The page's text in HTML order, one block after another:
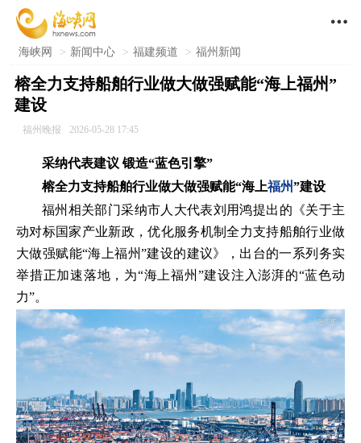

海峡网 > 新闻中心 > 福建频道 > 福州新闻
榕全力支持船舶行业做大做强赋能“海上福州”
建设
福州晚报 2026-05-28 17:45
采纳代表建议 锻造“蓝色引擎”
榕全力支持船舶行业做大做强赋能“海上福州”建设
福州相关部门采纳市人大代表刘用鸿提出的《关于主
动对标国家产业新政，优化服务机制全力支持船舶行业做
大做强赋能“海上福州”建设的建议》，出台的一系列务实
举措正加速落地，为“海上福州”建设注入澎湃的“蓝色动
力”。